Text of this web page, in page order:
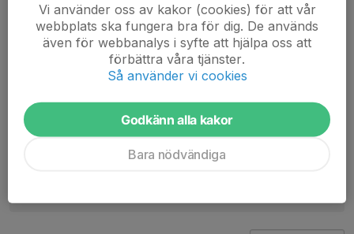
jobbar i Vemdalen till slutet av april.
Per 21 nov 2022
Arvid, han är välkommen i så fall.
Arvid22 nov 2022
Tack Per. Kanske finns ett par killar till som jag tränat.
Vi använder oss av kakor (cookies) för att vår
webbplats ska fungera bra för dig. De används
även för webbanalys i syfte att hjälpa oss att
förbättra våra tjänster.
Så använder vi cookies
Godkänn alla kakor
Bara nödvändiga